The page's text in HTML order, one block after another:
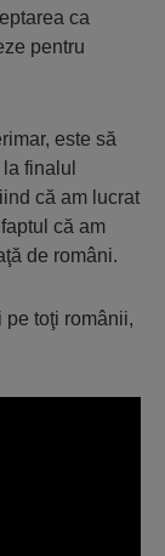
ca
pentru
este să
finalul
că am lucrat
că am
de români.
pe toţi românii,